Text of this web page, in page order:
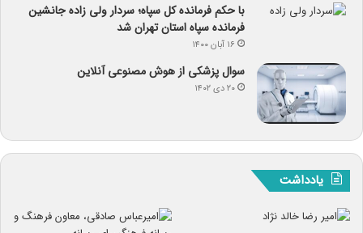
با حکم فرمانده کل سپاه؛ سردار ولی زاده جانشین
فرمانده سپاه استان تهران شد
۱۶ آبان ۱۴۰۰
سوال پزشکی از هوش مصنوعی آنلاین
۲۰ دی ۱۴۰۲
یادداشت